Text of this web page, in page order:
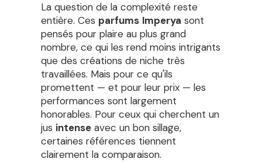
La question de la complexité reste
entière. Ces parfums Imperya sont
pensés pour plaire au plus grand
nombre, ce qui les rend moins intrigants
que des créations de niche très
travaillées. Mais pour ce qu'ils
promettent — et pour leur prix — les
performances sont largement
honorables. Pour ceux qui cherchent un
jus intense avec un bon sillage,
certaines références tiennent
clairement la comparaison.